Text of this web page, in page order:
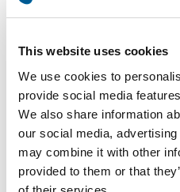
This website uses cookies
We use cookies to
provide social media
We also share information
our social media,
may combine it with other
provided to them or that
Innovationen und
unterstützen eine
Infrastruktur.
End-to-End-
Integration